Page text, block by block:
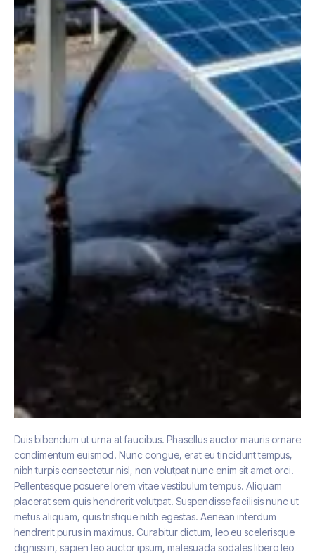
Duis bibendum ut urna at faucibus. Phasellus auctor mauris ornare
condimentum euismod. Nunc congue, erat eu tincidunt tempus,
nibh turpis consectetur nisl, non volutpat nunc enim sit amet orci.
Pellentesque posuere lorem vitae vestibulum tempus. Aliquam
placerat sem quis hendrerit volutpat. Suspendisse facilisis nunc ut
metus aliquam, quis tristique nibh egestas. Aenean interdum
hendrerit purus in maximus. Curabitur dictum, leo eu scelerisque
dignissim, sapien leo auctor ipsum, malesuada sodales libero leo